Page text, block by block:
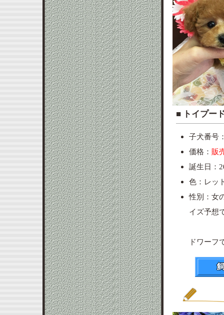
■ トイ
子犬番号
価格： 販
誕生日：
色：レッ
性別：
イズ予想
ドワーフ